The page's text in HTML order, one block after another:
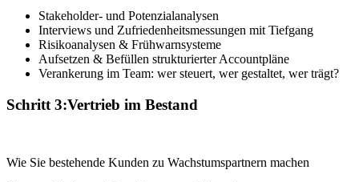
Stakeholder- und Potenzialanalysen
Interviews und Zufriedenheitsmessungen mit Tiefgang
Risikoanalysen & Frühwarnsysteme
Aufsetzen & Befüllen strukturierter Accountpläne
Verankerung im Team: wer steuert, wer gestaltet, wer trägt?
Schritt 3:Vertrieb im Bestand
Wie Sie bestehende Kunden zu Wachstumspartnern machen